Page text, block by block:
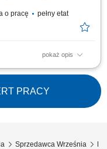
o pracę pełny etat
pokaż opis
podejmowaniu decyzji
na pytania oraz
zamówień i
na półkach oraz
PRACY
Sprzedawca Września